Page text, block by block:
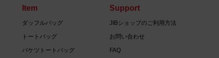
Item
ダッフルバッグ
トートバッグ
バケツトートバッグ
Support
JIBショップのご利用方法
お問い合わせ
FAQ